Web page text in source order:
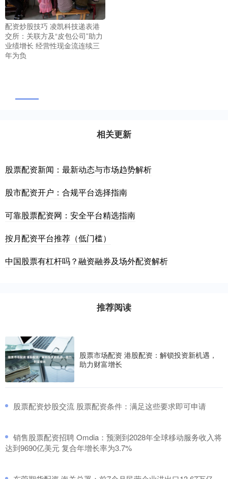
配资炒股技巧 凌凯科技递表港
交所：关联方及“皮包公司”助力
业绩增长 经营性现金流连续三
年为负
相关更新
股票配资新闻：最新动态与市场趋势解析
股市配资开户：合规平台选择指南
可靠股票配资网：安全平台精选指南
按月配资平台推荐（低门槛）
中国股票有杠杆吗？融资融券及场外配资解析
推荐阅读
股票市场配资 港股配资：解锁投资新机遇，
助力财富增长
​股票配资炒股交流 股票配资条件：满足这些要求即可申请
​销售股票配资招聘 Omdia：预测到2028年全球移动服务收入将
达到9690亿美元 复合年增长率为3.7%